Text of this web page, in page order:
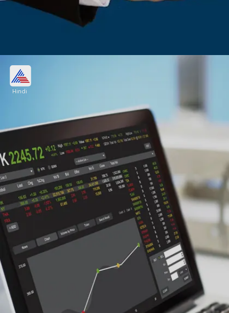
29 दिसंबर को ही इनोवा कैपटैब (Innova Captab) की
लिस्टिंग हुई। हालांकि, इश्यू प्राइस 448 रुपए प्रति शेयर के
मुकाबले BSE पर इसकी लिस्टिंग सपाट यानी 456 रुपए पर हुई।
Image credits: freepik
Hindi